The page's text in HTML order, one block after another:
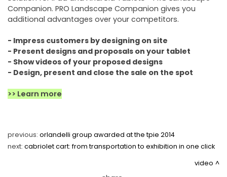
Companion. PRO Landscape Companion gives you
additional advantages over your competitors.
- Impress customers by designing on site
- Present designs and proposals on your tablet
- Show videos of your proposed designs
- Design, present and close the sale on the spot
>> Learn more
previous: orlandelli group awarded at the tpie 2014
next: cabriolet cart: from transportation to exhibition in one click
video